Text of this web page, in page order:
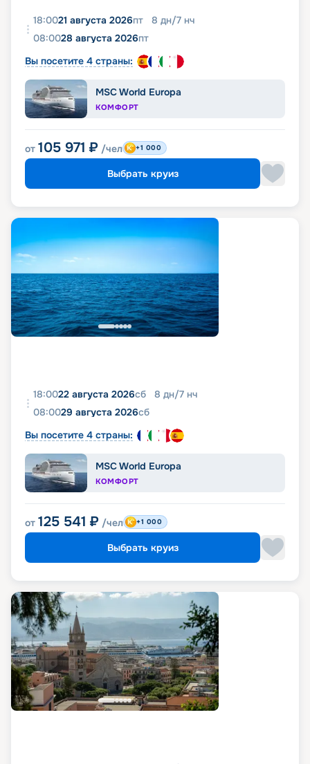
18:0021 августа 2026пт 8 дн/7 нч
08:0028 августа 2026пт
Вы посетите 4 страны:
MSC World Europa
КОМФОРТ
от 105 971 ₽ /чел +1 000
Выбрать круиз
18:0022 августа 2026сб 8 дн/7 нч
08:0029 августа 2026сб
Вы посетите 4 страны:
MSC World Europa
КОМФОРТ
от 125 541 ₽ /чел +1 000
Выбрать круиз